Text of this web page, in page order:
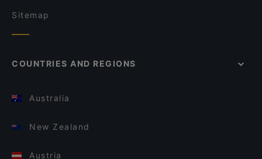
Sitemap
COUNTRIES AND REGIONS
Australia
New Zealand
Austria